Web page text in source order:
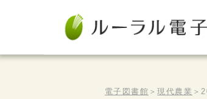
電子図書館 ＞現代農業 ＞